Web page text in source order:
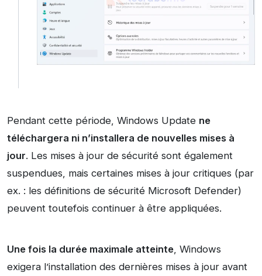
Pendant cette période, Windows Update ne
téléchargera ni n’installera de nouvelles mises à
jour. Les mises à jour de sécurité sont également
suspendues, mais certaines mises à jour critiques (par
ex. : les définitions de sécurité Microsoft Defender)
peuvent toutefois continuer à être appliquées.
Une fois la durée maximale atteinte , Windows
exigera l’installation des dernières mises à jour avant